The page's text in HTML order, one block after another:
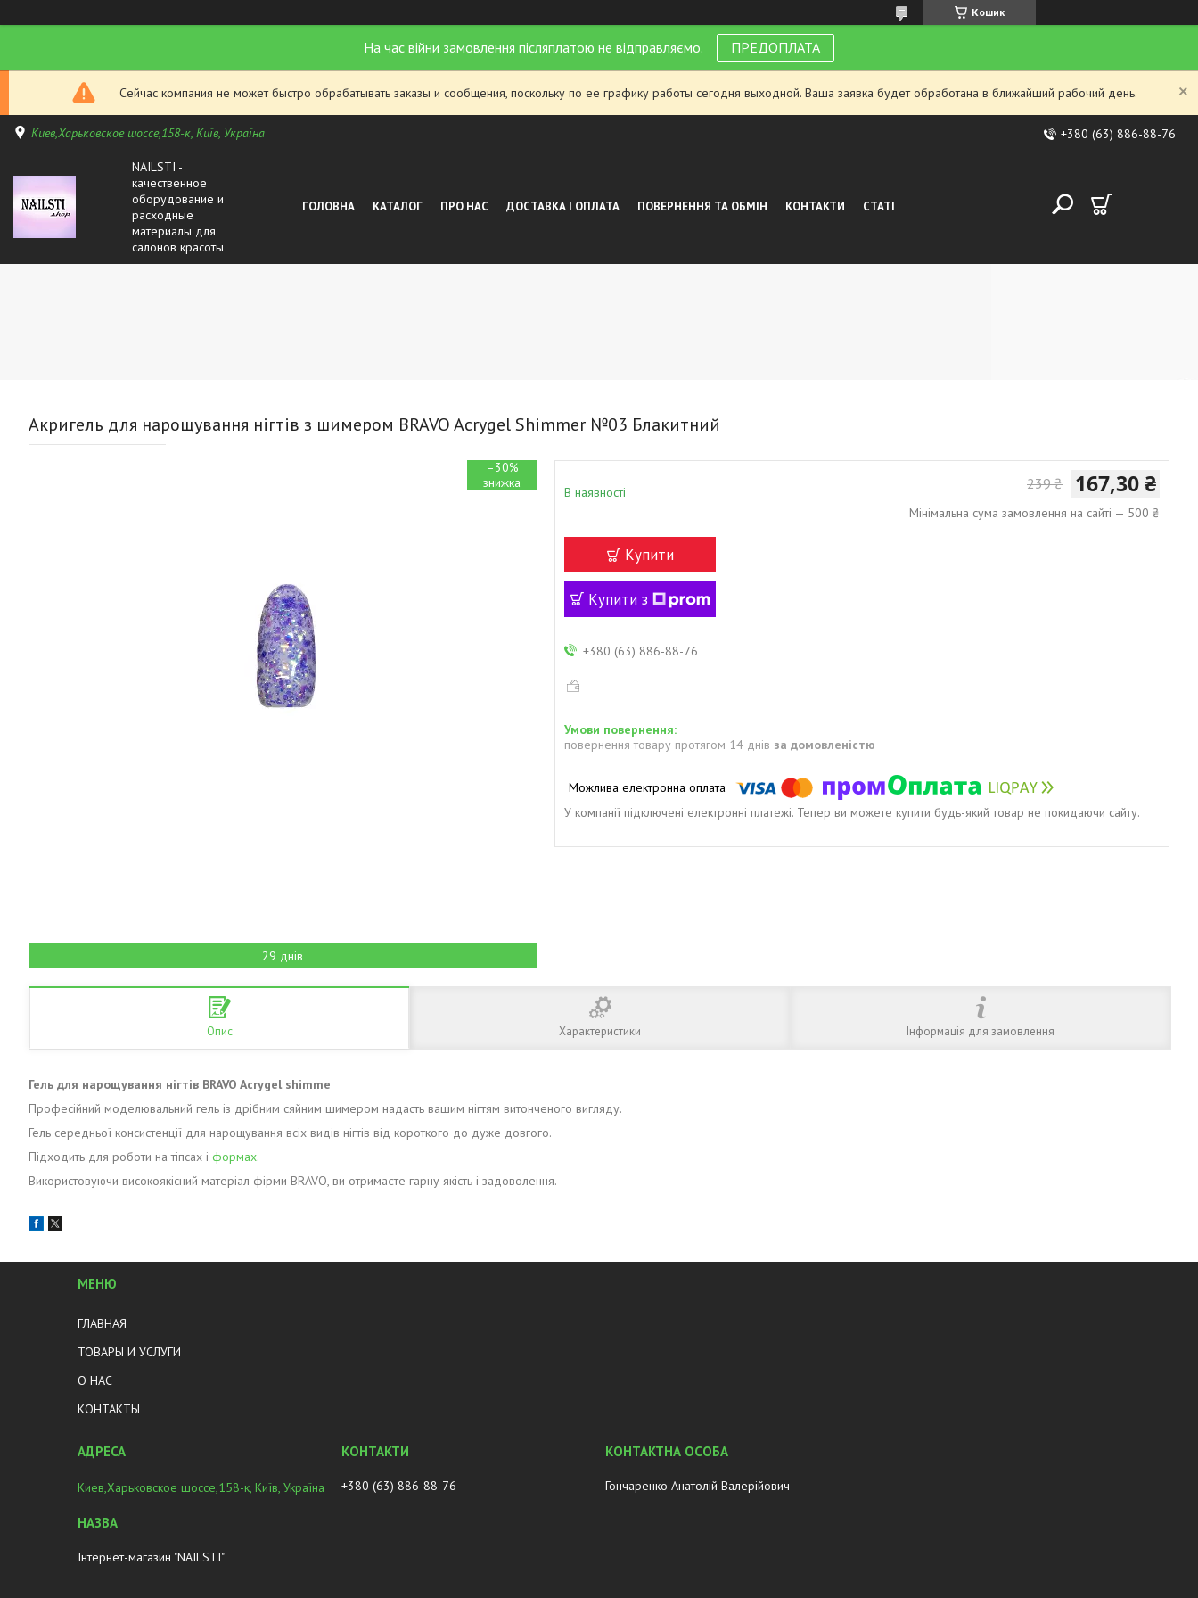
Кошик
На час війни замовлення післяплатою не відправляємо. ПРЕДОПЛАТА
Сейчас компания не может быстро обрабатывать заказы и сообщения, поскольку по ее графику работы сегодня выходной. Ваша заявка будет обработана в ближайший рабочий день.
Киев,Харьковское шоссе,158-к, Київ, Україна +380 (63) 886-88-76
NAILSTI -
качественное
оборудование и
расходные
материалы для
салонов красоты
ГОЛОВНА КАТАЛОГ ПРО НАС ДОСТАВКА І ОПЛАТА ПОВЕРНЕННЯ ТА ОБМІН КОНТАКТИ СТАТІ
Акригель для нарощування нігтів з шимером BRAVO Acrygel Shimmer №03 Блакитний
–30%
29 днів
В наявності 239 ₴ 167,30 ₴
Мінімальна сума замовлення на сайті — 500 ₴
Купити
Купити з
+380 (63) 886-88-76
повернення товару протягом 14 днів за домовленістю
У компанії підключені електронні платежі. Тепер ви можете купити будь-який товар не покидаючи сайту.
Опис Характеристики Інформація для замовлення
Гель для нарощування нігтів BRAVO Acrygel shimme
Професійний моделювальний гель із дрібним сяйним шимером надасть вашим нігтям витонченого вигляду.
Гель середньої консистенції для нарощування всіх видів нігтів від короткого до дуже довгого.
Підходить для роботи на тіпсах і формах.
Використовуючи високоякісний матеріал фірми BRAVO, ви отримаєте гарну якість і задоволення.
МЕНЮ
ГЛАВНАЯ
ТОВАРЫ И УСЛУГИ
О НАС
КОНТАКТЫ
Киев,Харьковское шоссе,158-к, Київ, Україна
Інтернет-магазин "NAILSTI"
+380 (63) 886-88-76 Гончаренко Анатолій Валерійович